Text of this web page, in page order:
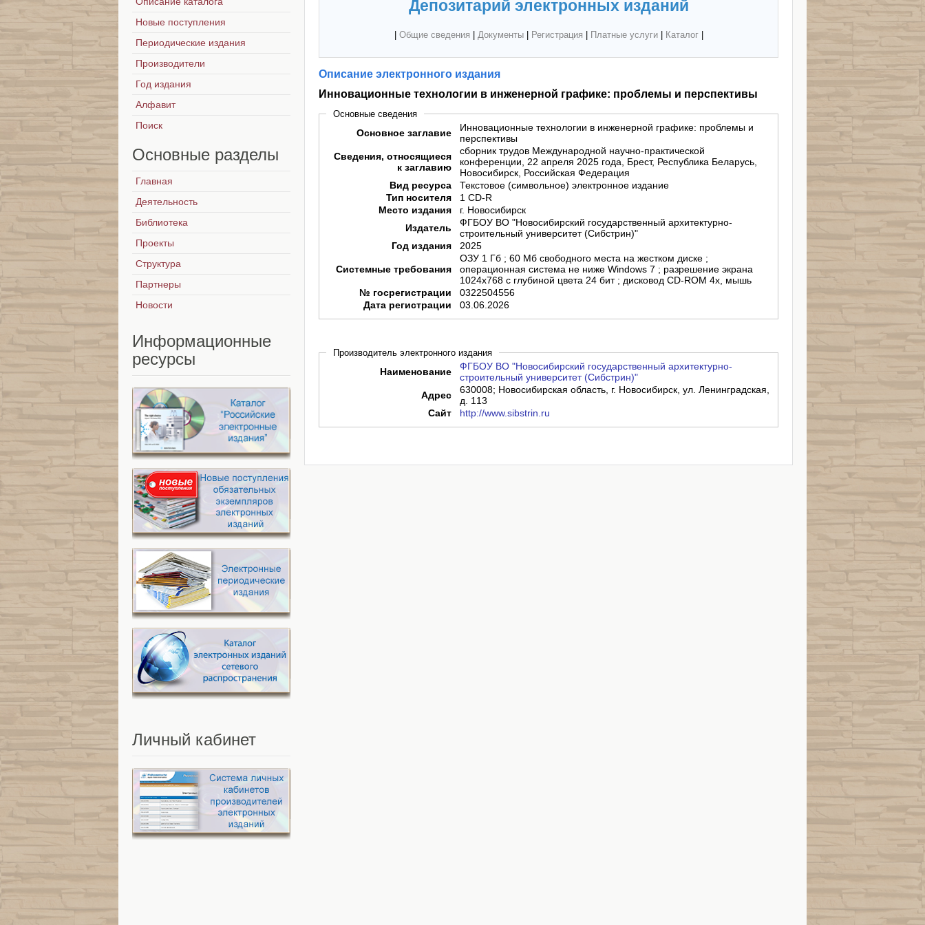
Депозитарий электронных изданий
Общие сведения Документы| Регистрация Платные услуги| Каталог|
Описание электронного издания
Инновационные технологии в инженерной графике: проблемы и перспективы
Основные сведения
Основное заглавие
Инновационные технологии в инженерной графике: проблемы и
перспективы
Сведения, относящиеся
к заглавию
сборник трудов Международной научно-практической
конференции, 22 апреля 2025 года, Брест, Республика Беларусь,
Новосибирск, Российская Федерация
Вид ресурса
Текстовое (символьное) электронное издание
Тип носителя
1 CD-R
Место издания
г. Новосибирск
Издатель
ФГБОУ ВО "Новосибирский государственный архитектурно-
строительный университет (Сибстрин)"
Год издания
2025
Системные требования
ОЗУ 1 Гб ; 60 Мб свободного места на жестком диске ;
операционная система не ниже Windows 7 ; разрешение экрана
1024х768 с глубиной цвета 24 бит ; дисковод CD-ROM 4х, мышь
№ госрегистрации
0322504556
Дата регистрации
03.06.2026
Производитель электронного издания
Наименование
ФГБОУ ВО "Новосибирский государственный архитектурно-
строительный университет (Сибстрин)"
Адрес
630008; Новосибирская область, г. Новосибирск, ул. Ленинградская,
д. 113
Сайт
http://www.sibstrin.ru
Новые поступления
Периодические издания
Производители
Год издания
Алфавит
Поиск
Основные разделы
Главная
Деятельность
Библиотека
Проекты
Структура
Партнеры
Новости
Информационные
ресурсы
Личный кабинет